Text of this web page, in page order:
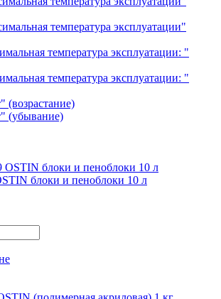
температура эксплуатации"
температура эксплуатации: "
температура эксплуатации: "
(возрастание)
(убывание)
блоки и пеноблоки 10 л